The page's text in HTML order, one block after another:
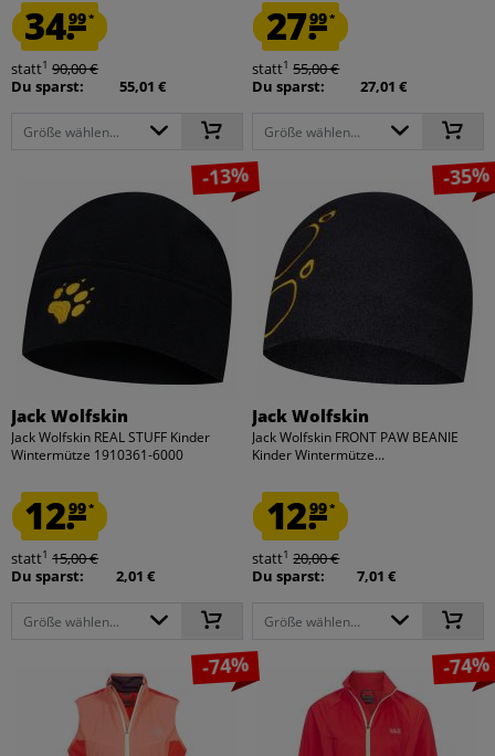
34.99*
statt1 90,00 €
Du sparst:
55,01 €
Größe wählen...
27.99*
statt1 55,00 €
Du sparst:
27,01 €
Größe wählen...
-13%
Jack Wolfskin
Jack Wolfskin REAL STUFF Kinder
Wintermütze 1910361-6000
12.99*
statt1 15,00 €
Du sparst:
2,01 €
Größe wählen...
-35%
Jack Wolfskin
Jack Wolfskin FRONT PAW BEANIE
Kinder Wintermütze...
12.99*
statt1 20,00 €
Du sparst:
7,01 €
Größe wählen...
-74% -74%